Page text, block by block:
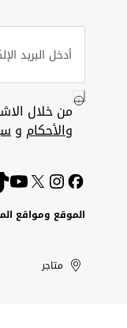
من خلال
والأحكام و
الموقع ومواقع
United
Arab
Kuwait
الإمارات
العربية
الكويت
متاجر